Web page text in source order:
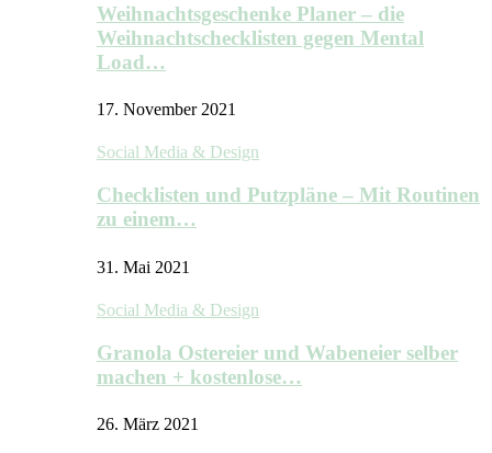
Weihnachtsgeschenke Planer – die
Weihnachtschecklisten gegen Mental
Load…
17. November 2021
Social Media & Design
Checklisten und Putzpläne – Mit Routinen
zu einem…
31. Mai 2021
Social Media & Design
Granola Ostereier und Wabeneier selber
machen + kostenlose…
26. März 2021